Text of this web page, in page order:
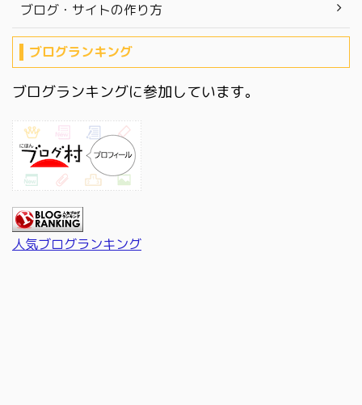
ブログ・サイトの作り方
ブログランキング
ブログランキングに参加しています。
人気ブログランキング